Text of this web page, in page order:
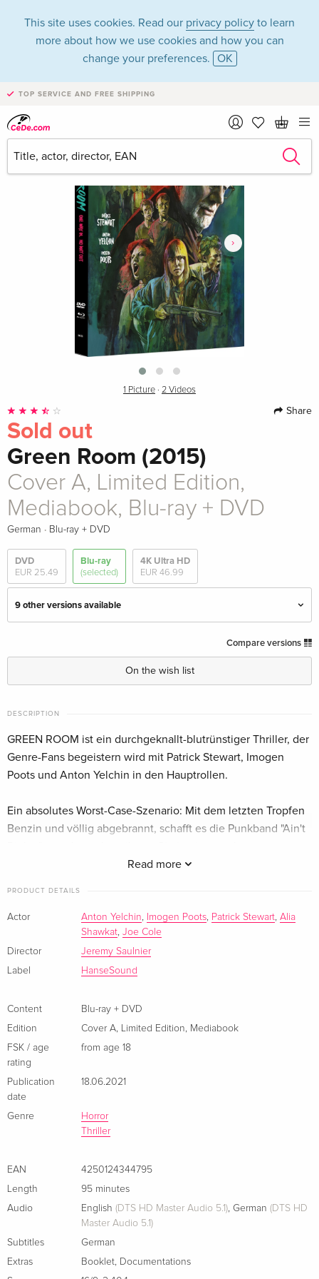
This site uses cookies. Read our privacy policy to learn
more about how we use cookies and how you can
change your preferences. OK
TOP SERVICE AND FREE SHIPPING
›
1 Picture· 2 Videos
Share
Sold out
Green Room (2015)
Cover A, Limited Edition,
Mediabook, Blu-ray + DVD
German · Blu-ray + DVD
DVD
EUR 25.49
Blu-ray
(selected)
4K Ultra HD
EUR 46.99
9 other versions available
EUR 33.99
Blu-ray + DVD
English · US Version
EUR 25.49
Cover B, Limited Edition, Mediabook, Blu-ray +
German
Cover A, Limited Edition, Mediabook, Blu-ray +
German
Cover C, Limited Edition, Mediabook, Blu-ray +
DVD
French
Standard edition
Compare versions
On the wish list
DESCRIPTION
Read more
GREEN ROOM ist ein durchgeknallt-blutrünstiger Thriller, der
Genre-Fans begeistern wird mit Patrick Stewart, Imogen
Poots und Anton Yelchin in den Hauptrollen.
Ein absolutes Worst-Case-Szenario: Mit dem letzten Tropfen
Benzin und völlig abgebrannt, schafft es die Punkband "Ain't
Kneipe im amerikanischen Nirgendwo. Das Publikum besteht
eines brutalen Mordes werden. Der gnadenlose Anführer der
Nazi-Gang, Darcy Banker (Patrick Stewart), befiehlt seiner
Kampftruppe, alle Zeugen des Verbrechens zu eliminieren.
Die Band verbarrikadiert sich gemeinsam mit der Skin-Braut
erbarmungsloser Showdown Skins vs. Punks. Als der
Bodycount steigt, müssen sich die Überlebenden etwas
einfallen lassen, um dem grausamen Katz-und-Maus-Spiel
ein Ende zu bereiten...
Limitiert und Nummeriert auf 333 Stück
PRODUCT DETAILS
Actor Anton Yelchin, Imogen Poots, Patrick Stewart, Alia
Shawkat, Joe Cole
Director
Jeremy Saulnier
Label
HanseSound
Content
Blu-ray + DVD
Edition
Cover A, Limited Edition, Mediabook
FSK / age
rating
from age 18
Publication
date
18.06.2021
Genre
Horror
Thriller
EAN
4250124344795
Length
95 minutes
Audio
English (DTS HD Master Audio 5.1), German (DTS HD
Master Audio 5.1)
Subtitles
German
Extras
Booklet, Documentations